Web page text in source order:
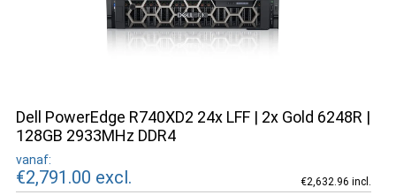
Dell PowerEdge R740XD2 24x LFF | 2x Gold 6248R |
128GB 2933MHz DDR4
vanaf:
€2,791.00 excl. €2,632.96 incl.